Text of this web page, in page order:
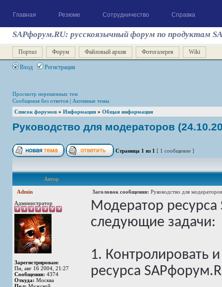
Главная Резюме Сотрудничество Справка
SAPфорум.RU: русскоязычный форум по продуктам
Портал Форум Файловый архив Фотогалерея Wiki
Вход Регистрация
Просмотр нерешенных тем
Сообщения без ответов | Активные темы
Список форумов » Информация » Общая информация
Руководство для модераторов
Страница 1 из 1 [ 1 сообщение ]
Автор
Admin Заголовок сообщения: Руководство для
Администратор
Зарегистрирован:
Пн, авг 16 2004, 21:27
Сообщения: 4374
Откуда: Москва
Модератор
следующие задачи:
1. Контролировать
ресурса